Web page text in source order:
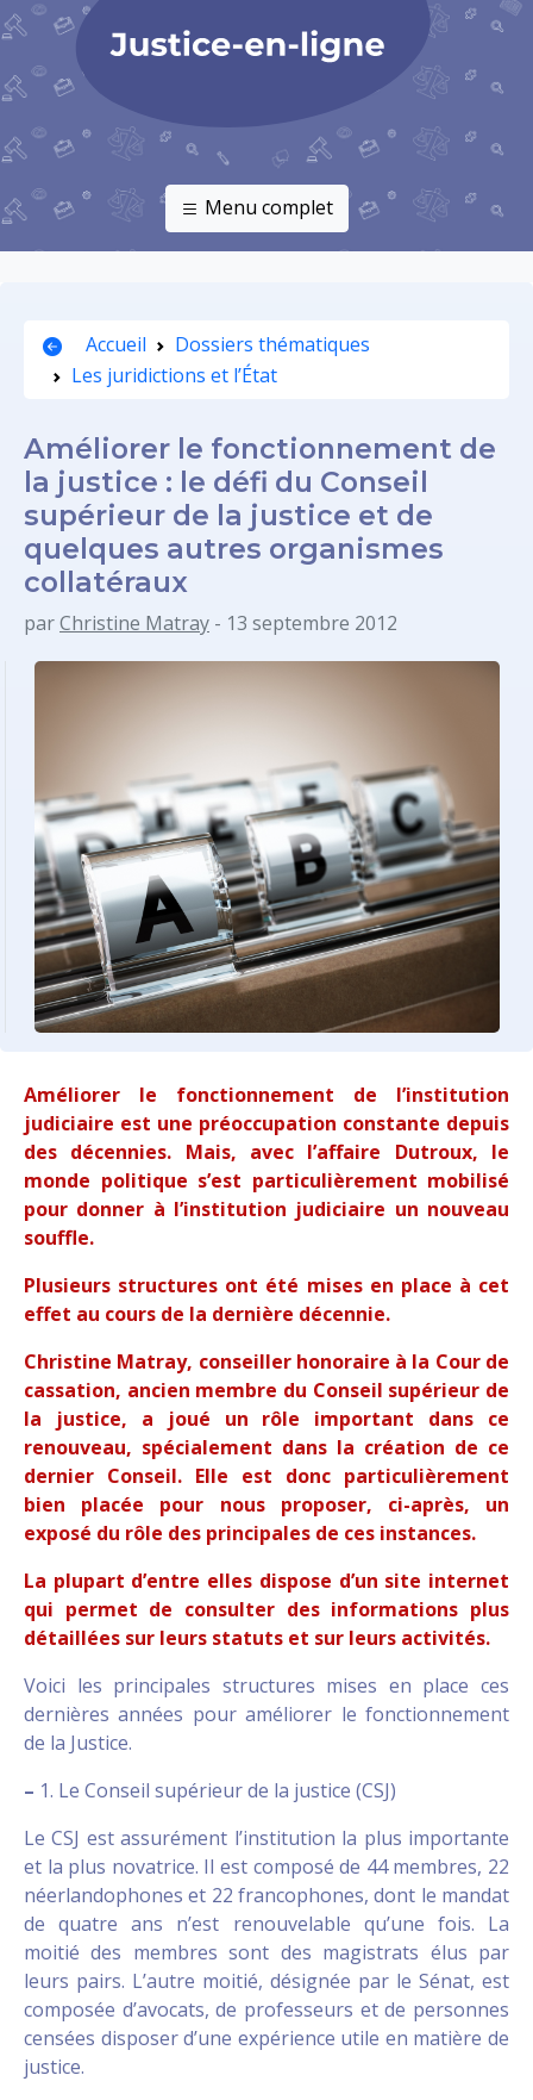
Menu complet
Accueil
Dossiers thématiques
Les juridictions et l’État
Améliorer le fonctionnement de
la justice : le défi du Conseil
supérieur de la justice et de
quelques autres organismes
collatéraux
parChristine Matray - 13 septembre 2012
Améliorer le fonctionnement de l’institution
judiciaire est une préoccupation constante depuis
des décennies. Mais, avec l’affaire Dutroux, le
monde politique s’est particulièrement mobilisé
pour donner à l’institution judiciaire un nouveau
souffle.
Plusieurs structures ont été mises en place à cet
effet au cours de la dernière décennie.
Christine Matray, conseiller honoraire à la Cour de
cassation, ancien membre du Conseil supérieur de
la justice, a joué un rôle important dans ce
renouveau, spécialement dans la création de ce
dernier Conseil. Elle est donc particulièrement
bien placée pour nous proposer, ci-après, un
exposé du rôle des principales de ces instances.
La plupart d’entre elles dispose d’un site internet
qui permet de consulter des informations plus
détaillées sur leurs statuts et sur leurs activités.
Voici les principales structures mises en place ces
dernières années pour améliorer le fonctionnement
de la Justice.
– 1. Le Conseil supérieur de la justice (CSJ)
Le CSJ est assurément l’institution la plus importante
et la plus novatrice. Il est composé de 44 membres, 22
néerlandophones et 22 francophones, dont le mandat
de quatre ans n’est renouvelable qu’une fois. La
moitié des membres sont des magistrats élus par
leurs pairs. L’autre moitié, désignée par le Sénat, est
composée d’avocats, de professeurs et de personnes
censées disposer d’une expérience utile en matière de
justice.